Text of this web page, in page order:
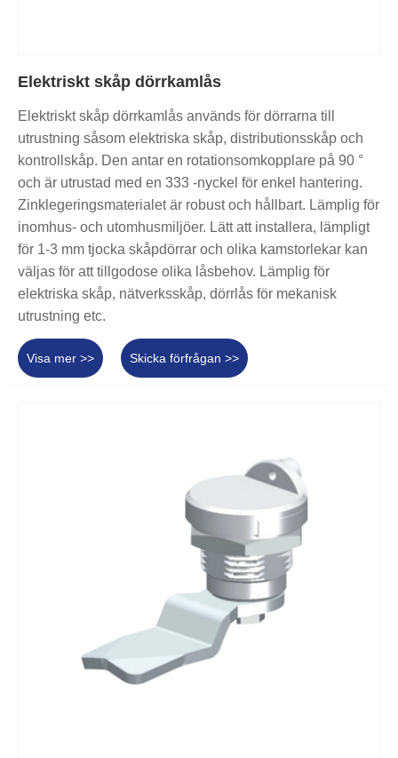
Elektriskt skåp dörrkamlås
Elektriskt skåp dörrkamlås används för dörrarna till
utrustning såsom elektriska skåp, distributionsskåp och
kontrollskåp. Den antar en rotationsomkopplare på 90 °
och är utrustad med en 333 -nyckel för enkel hantering.
Zinklegeringsmaterialet är robust och hållbart. Lämplig för
inomhus- och utomhusmiljöer. Lätt att installera, lämpligt
för 1-3 mm tjocka skåpdörrar och olika kamstorlekar kan
väljas för att tillgodose olika låsbehov. Lämplig för
elektriska skåp, nätverksskåp, dörrlås för mekanisk
utrustning etc.
Visa mer >> Skicka förfrågan >>